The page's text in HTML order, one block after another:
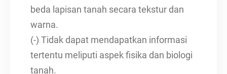
beda lapisan tanah secara tekstur dan
warna.
(-) Tidak dapat mendapatkan informasi
tertentu meliputi aspek fisika dan biologi
tanah.